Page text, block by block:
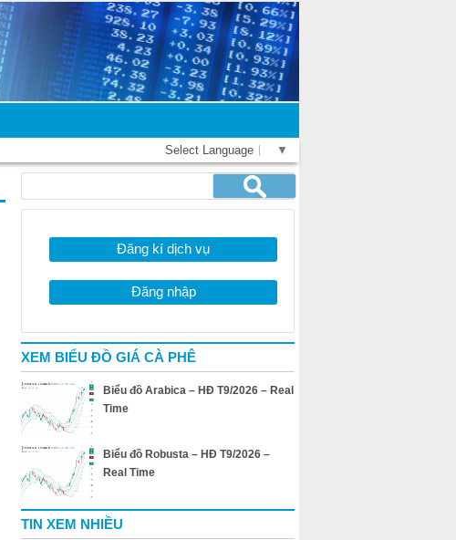
Select Language ▼
Đăng kí dịch vụ
Đăng nhập
XEM BIỂU ĐỒ GIÁ CÀ PHÊ
Biểu đồ Arabica – HĐ T9/2026 – Real
Time
Biểu đồ Robusta – HĐ T9/2026 –
Real Time
TIN XEM NHIỀU